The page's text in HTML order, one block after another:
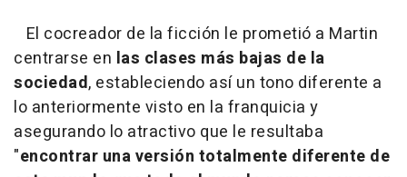
El cocreador de la ficción le prometió a Martin
centrarse en las clases más bajas de la
sociedad, estableciendo así un tono diferente a
lo anteriormente visto en la franquicia y
asegurando lo atractivo que le resultaba
"encontrar una versión totalmente diferente de